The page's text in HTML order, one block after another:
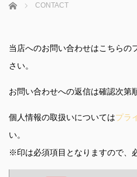
ホーム CONTACT
当店へのお問い合わせはこちらの
さい。
お問い合わせへの返信は確認次第
個人情報の取扱いについてはプラ
い。
※印は必須項目となりますので、